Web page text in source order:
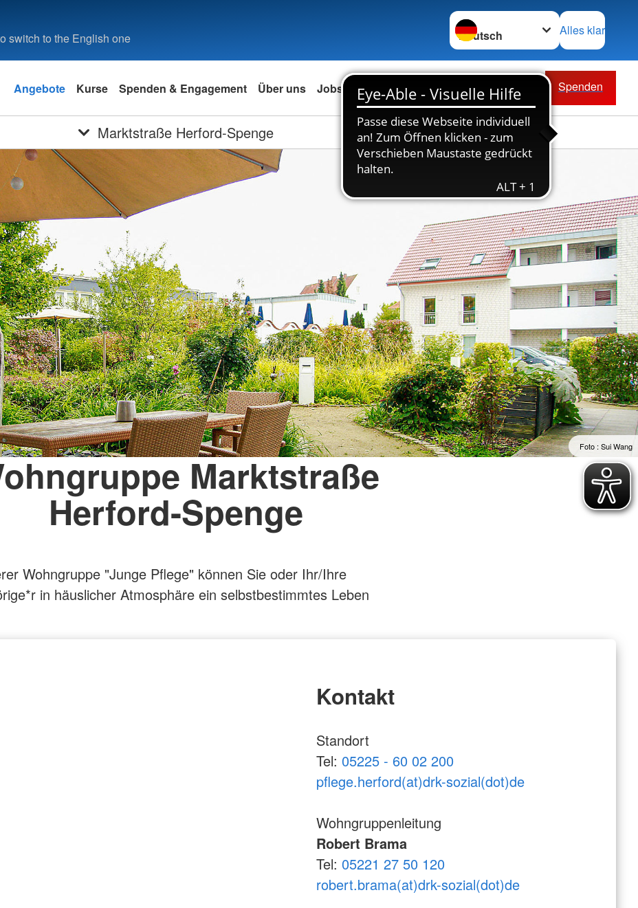
switch to the English one
Sprache wechseln zu
Alles klar
Angebote Kurse Spenden & Engagement Über uns Jobs & Karriere Spenden
Marktstraße Herford-Spenge
Foto : Sui Wang
Marktstraße
Herford-Spenge
Wohngruppe "Junge Pflege" können Sie oder Ihr/Ihre
in häuslicher Atmosphäre ein selbstbestimmtes Leben
Kontakt
Standort
Tel: 05225 - 60 02 200
pflege.herford(at)drk-sozial(dot)de
Wohngruppenleitung
Robert Brama
Tel: 05221 27 50 120
robert.brama(at)drk-sozial(dot)de